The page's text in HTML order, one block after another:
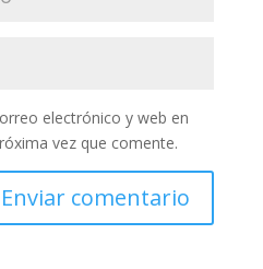
electrónico y web en
vez que comente.